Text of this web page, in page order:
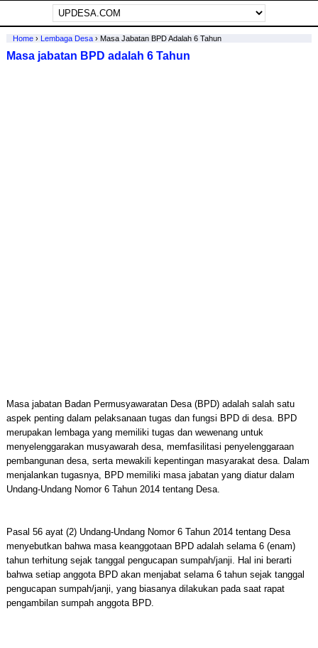
Home› Lembaga Desa› Masa Jabatan BPD Adalah 6 Tahun
Masa jabatan BPD adalah 6 Tahun
Masa jabatan Badan Permusyawaratan Desa (BPD) adalah salah satu
aspek penting dalam pelaksanaan tugas dan fungsi BPD di desa. BPD
merupakan lembaga yang memiliki tugas dan wewenang untuk
menyelenggarakan musyawarah desa, memfasilitasi penyelenggaraan
pembangunan desa, serta mewakili kepentingan masyarakat desa. Dalam
menjalankan tugasnya, BPD memiliki masa jabatan yang diatur dalam
Undang-Undang Nomor 6 Tahun 2014 tentang Desa.
Pasal 56 ayat (2) Undang-Undang Nomor 6 Tahun 2014 tentang Desa
menyebutkan bahwa masa keanggotaan BPD adalah selama 6 (enam)
tahun terhitung sejak tanggal pengucapan sumpah/janji. Hal ini berarti
bahwa setiap anggota BPD akan menjabat selama 6 tahun sejak tanggal
pengucapan sumpah/janji, yang biasanya dilakukan pada saat rapat
pengambilan sumpah anggota BPD.